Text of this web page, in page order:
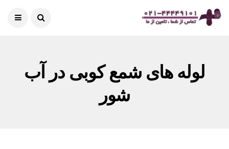
لوله های شمع کوبی در آب
شور